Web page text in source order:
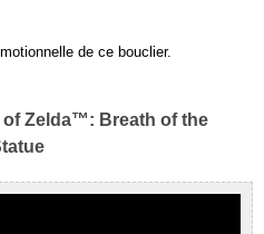
de ce bouclier.
of Zelda™: Breath of the